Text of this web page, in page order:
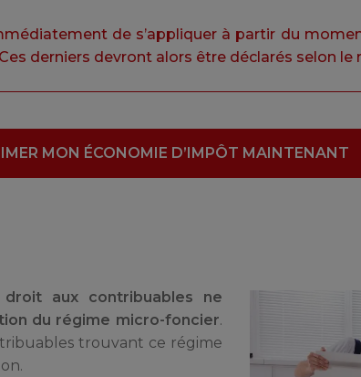
de s’appliquer à partir du
derniers devront alors être déclarés selon le
MON ÉCONOMIE D’IMPÔT MAINTENANT
aux contribuables ne
du régime micro-foncier.
trouvant ce régime